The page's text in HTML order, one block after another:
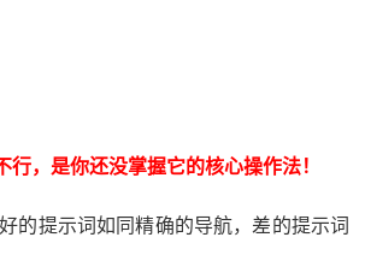
行，是你还没掌握它的核心操作法！
的提示词如同精确的导航，差的提示词